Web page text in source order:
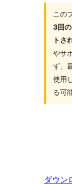
この
3回
トさ
やサ
ず、
使用
る可
ダウン